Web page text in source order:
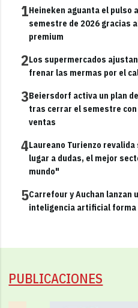
1Heineken aguanta el pulso
semestre de 2026 gracias
premium
2Los supermercados
frenar las mermas por el
3Beiersdorf activa un plan
tras cerrar el semestre con
ventas
4Laureano Turienzo
lugar a dudas, el mejor
mundo"
5Carrefour y Auchan lanzan
inteligencia artificial forma
PUBLICACIONES